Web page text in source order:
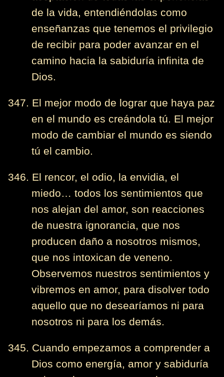
de la vida, entendiéndolas como
enseñanzas que tenemos el privilegio
de recibir para poder avanzar en el
camino hacia la sabiduría infinita de
Dios.
347. El mejor modo de lograr que haya paz
en el mundo es creándola tú. El mejor
modo de cambiar el mundo es siendo
tú el cambio.
346. El rencor, el odio, la envidia, el
miedo… todos los sentimientos que
nos alejan del amor, son reacciones
de nuestra ignorancia, que nos
producen daño a nosotros mismos,
que nos intoxican de veneno.
Observemos nuestros sentimientos y
vibremos en amor, para disolver todo
aquello que no desearíamos ni para
nosotros ni para los demás.
345. Cuando empezamos a comprender a
Dios como energía, amor y sabiduría